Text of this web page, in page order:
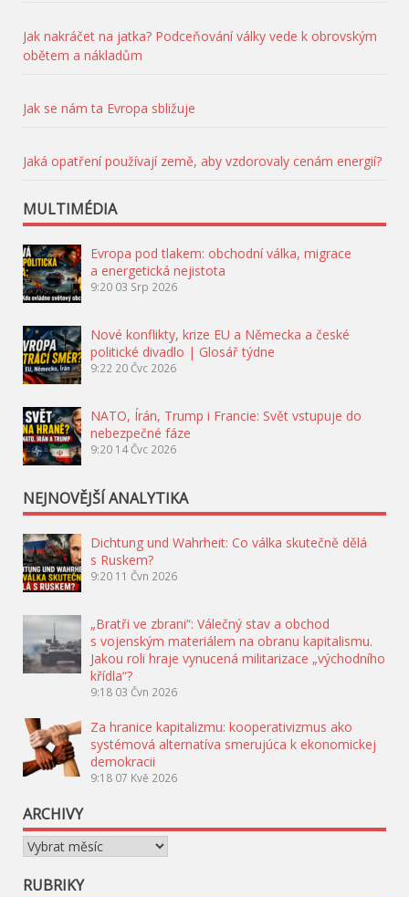
Jak nakráčet na jatka? Podceňování války vede k obrovským
obětem a nákladům
Jak se nám ta Evropa sbližuje
Jaká opatření používají země, aby vzdorovaly cenám energií?
MULTIMÉDIA
Evropa pod tlakem: obchodní válka, migrace
a energetická nejistota
9:20 03 Srp 2026
Nové konflikty, krize EU a Německa a české
politické divadlo | Glosář týdne
9:22 20 Čvc 2026
NATO, Írán, Trump i Francie: Svět vstupuje do
nebezpečné fáze
9:20 14 Čvc 2026
NEJNOVĚJŠÍ ANALYTIKA
Dichtung und Wahrheit: Co válka skutečně dělá
s Ruskem?
9:20 11 Čvn 2026
„Bratři ve zbrani“: Válečný stav a obchod
s vojenským materiálem na obranu kapitalismu.
Jakou roli hraje vynucená militarizace „východního
křídla“?
9:18 03 Čvn 2026
Za hranice kapitalizmu: kooperativizmus ako
systémová alternatíva smerujúca k ekonomickej
demokracii
9:18 07 Kvě 2026
ARCHIVY
Archivy
RUBRIKY